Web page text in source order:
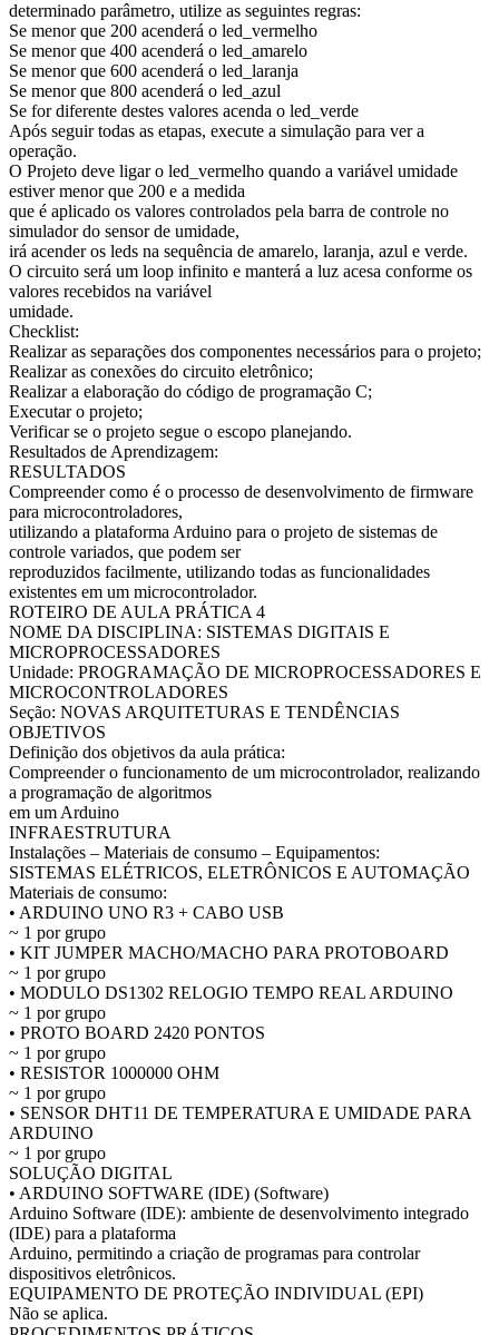
determinado parâmetro, utilize as seguintes regras:
Se menor que 200 acenderá o led_vermelho
Se menor que 400 acenderá o led_amarelo
Se menor que 600 acenderá o led_laranja
Se menor que 800 acenderá o led_azul
Se for diferente destes valores acenda o led_verde
Após seguir todas as etapas, execute a simulação para ver a
operação.
O Projeto deve ligar o led_vermelho quando a variável umidade
estiver menor que 200 e a medida
que é aplicado os valores controlados pela barra de controle no
simulador do sensor de umidade,
irá acender os leds na sequência de amarelo, laranja, azul e verde.
O circuito será um loop infinito e manterá a luz acesa conforme os
valores recebidos na variável
umidade.
Checklist:
Realizar as separações dos componentes necessários para o projeto;
Realizar as conexões do circuito eletrônico;
Realizar a elaboração do código de programação C;
Executar o projeto;
Verificar se o projeto segue o escopo planejando.
Resultados de Aprendizagem:
RESULTADOS
Compreender como é o processo de desenvolvimento de firmware
para microcontroladores,
utilizando a plataforma Arduino para o projeto de sistemas de
controle variados, que podem ser
reproduzidos facilmente, utilizando todas as funcionalidades
existentes em um microcontrolador.
ROTEIRO DE AULA PRÁTICA 4
NOME DA DISCIPLINA: SISTEMAS DIGITAIS E
MICROPROCESSADORES
Unidade: PROGRAMAÇÃO DE MICROPROCESSADORES E
MICROCONTROLADORES
Seção: NOVAS ARQUITETURAS E TENDÊNCIAS
OBJETIVOS
Definição dos objetivos da aula prática:
Compreender o funcionamento de um microcontrolador, realizando
a programação de algoritmos
em um Arduino
INFRAESTRUTURA
Instalações – Materiais de consumo – Equipamentos:
SISTEMAS ELÉTRICOS, ELETRÔNICOS E AUTOMAÇÃO
Materiais de consumo:
• ARDUINO UNO R3 + CABO USB
~ 1 por grupo
• KIT JUMPER MACHO/MACHO PARA PROTOBOARD
~ 1 por grupo
• MODULO DS1302 RELOGIO TEMPO REAL ARDUINO
~ 1 por grupo
• PROTO BOARD 2420 PONTOS
~ 1 por grupo
• RESISTOR 1000000 OHM
~ 1 por grupo
• SENSOR DHT11 DE TEMPERATURA E UMIDADE PARA
ARDUINO
~ 1 por grupo
SOLUÇÃO DIGITAL
• ARDUINO SOFTWARE (IDE) (Software)
Arduino Software (IDE): ambiente de desenvolvimento integrado
(IDE) para a plataforma
Arduino, permitindo a criação de programas para controlar
dispositivos eletrônicos.
EQUIPAMENTO DE PROTEÇÃO INDIVIDUAL (EPI)
Não se aplica.